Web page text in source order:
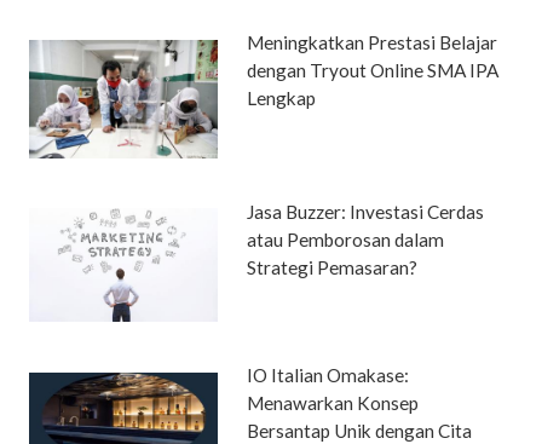
Meningkatkan Prestasi Belajar
dengan Tryout Online SMA IPA
Lengkap
Jasa Buzzer: Investasi Cerdas
atau Pemborosan dalam
Strategi Pemasaran?
IO Italian Omakase:
Menawarkan Konsep
Bersantap Unik dengan Cita